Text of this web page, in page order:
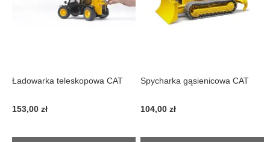
Ładowarka teleskopowa CAT
153,00 zł
Spycharka gąsienicowa CAT
104,00 zł